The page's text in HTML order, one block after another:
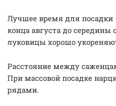
Лучшее время для посадки
конца августа до середины
луковицы хорошо
Расстояние между
При массовой посадке
рядами.